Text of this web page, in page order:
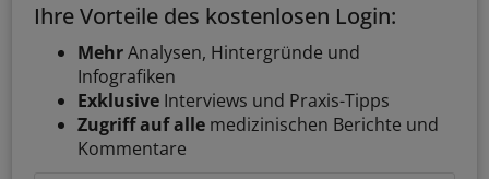
Ihre Vorteile des kostenlosen Login:
MehrAnalysen, Hintergründe und
Infografiken
Exklusive Interviews und Praxis-Tipps
Zugriff auf alle medizinischen Berichte und
Kommentare